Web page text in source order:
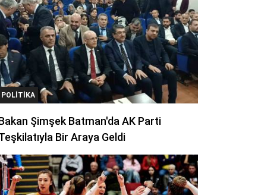
POLITIKA
Şimşek Batman'da AK Parti
Bir Araya Geldi